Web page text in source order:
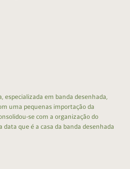
especializada em banda desenhada,
uma pequenas importação da
se com a organização do
data que é a casa da banda desenhada